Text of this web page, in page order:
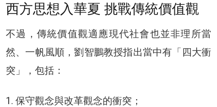
西方思想入華夏 挑戰傳統價值觀
不過，傳統價值觀適應現代社會也並非理所當
然、一帆風順，劉智鵬教授指出當中有「四大衝
突」，包括：
1. 保守觀念與改革觀念的衝突；